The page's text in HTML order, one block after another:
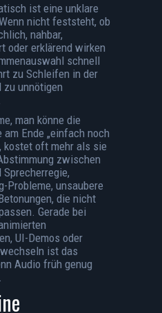
ist eine unklare
nicht feststeht, ob
nahbar,
oder erklärend wirken
schnell
zu Schleifen in der
zu unnötigen
man könne die
Ende „einfach noch
kostet oft mehr als sie
zwischen
Probleme, unsaubere
die nicht
Gerade bei
UI-Demos oder
ist das
Audio früh genug